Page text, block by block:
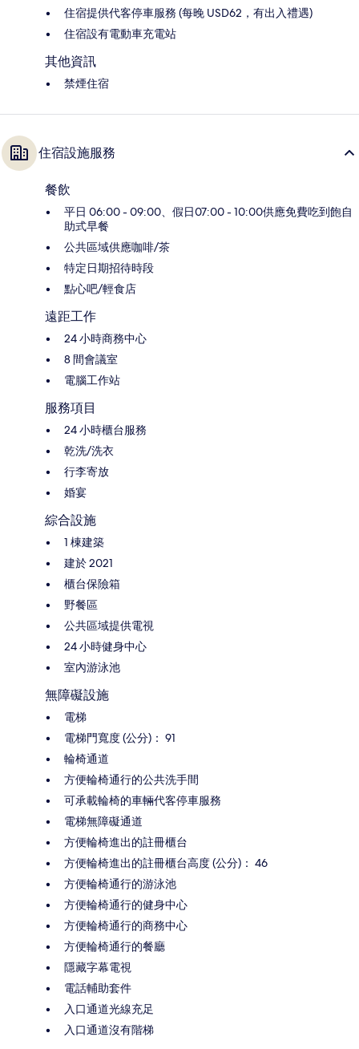
住宿提供代客停車服務 (每晚 USD62，有出入禮遇)
住宿設有電動車充電站
其他資訊
禁煙住宿
住宿設施服務
餐飲
平日 06:00 - 09:00、假日07:00 - 10:00供應免費吃到飽自
助式早餐
公共區域供應咖啡/茶
特定日期招待時段
點心吧/輕食店
遠距工作
24 小時商務中心
8 間會議室
電腦工作站
服務項目
24 小時櫃台服務
乾洗/洗衣
行李寄放
婚宴
綜合設施
1 棟建築
建於 2021
櫃台保險箱
野餐區
公共區域提供電視
24 小時健身中心
室內游泳池
無障礙設施
電梯
電梯門寬度 (公分)： 91
輪椅通道
方便輪椅通行的公共洗手間
可承載輪椅的車輛代客停車服務
電梯無障礙通道
方便輪椅進出的註冊櫃台
方便輪椅進出的註冊櫃台高度 (公分)： 46
方便輪椅通行的游泳池
方便輪椅通行的健身中心
方便輪椅通行的商務中心
方便輪椅通行的餐廳
隱藏字幕電視
電話輔助套件
入口通道光線充足
入口通道沒有階梯